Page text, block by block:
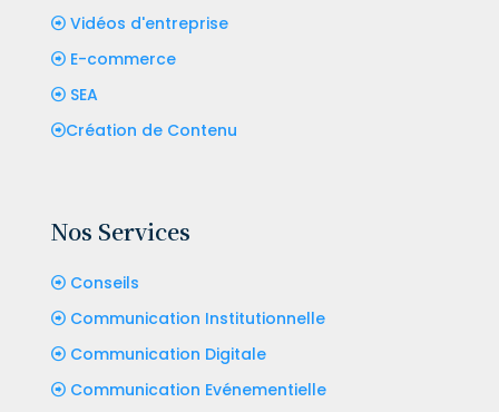
Vidéos d'entreprise
E-commerce
SEA
Création de Contenu
Nos Services
Conseils
Communication Institutionnelle
Communication Digitale
Communication Evénementielle